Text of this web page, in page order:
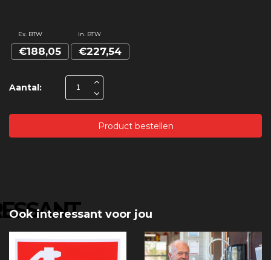
Aantal:
Ex. BTW in. BTW
€188,05 €227,54
Product bestellen
Ook interessant voor jou